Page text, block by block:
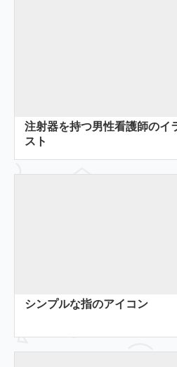
注射器を持つ男性看護師のイ
スト
シンプルな指のアイコン